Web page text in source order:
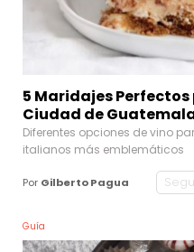
5 Maridajes
Ciudad de
Diferentes opciones de vino
italianos más emblemáticos
Por Gilberto Pagua
Guía